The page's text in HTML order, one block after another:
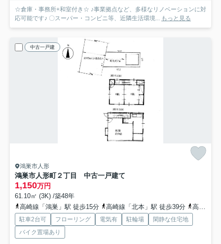
☆倉庫・事務所+和室付き☆ ♪事業拠点など、多様なリノベーションに対
応可能です♪ 〇スーパー・コンビニ等、近隣生活環境... もっと見る
中古一戸建
鴻巣市人形
鴻巣市人形町２丁目 中古一戸建て
1,150万円
61.10㎡ (3K) /築48年
高崎線「鴻巣」駅 徒歩15分
高崎線「北本」駅 徒歩39分 高崎線「北鴻巣」駅 徒歩70分
駐車2台可 フローリング 電気有 駐輪場
閑静な住宅地
バイク置場あり